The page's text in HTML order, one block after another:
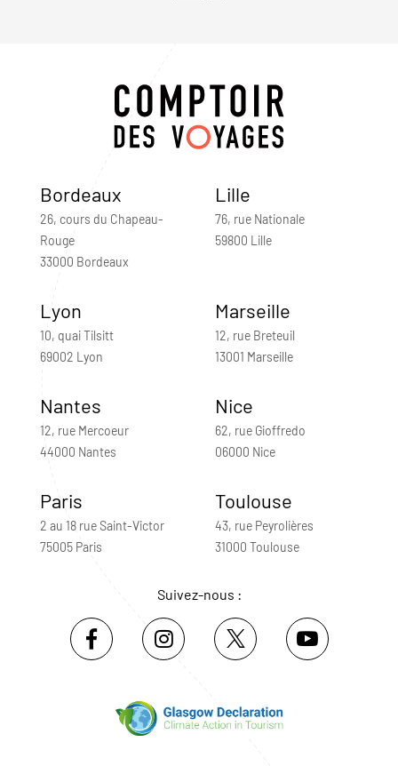
Bordeaux
26, cours du Chapeau-
Rouge
33000 Bordeaux
Lille
76, rue Nationale
59800 Lille
Lyon
10, quai Tilsitt
69002 Lyon
Marseille
12, rue Breteuil
13001 Marseille
Nantes
12, rue Mercoeur
44000 Nantes
Nice
62, rue Gioffredo
06000 Nice
Paris
2 au 18 rue Saint-Victor
75005 Paris
Toulouse
43, rue Peyrolières
31000 Toulouse
Suivez-nous :